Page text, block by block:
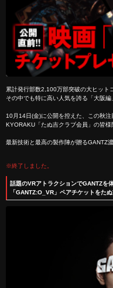
累計発行部数2,100万部突破の大ヒット
その中でも特に高い人気を誇る「大阪編
10月14日(金)に公開を控えた、この秋
KYORAKU「たぬ吉クラブ会員」の皆
最新技術と最高の製作陣が贈るGANTZ
※終了しました。
話題のVRアトラクションでGANTZを
「GANTZ:O_VR」ペアチケットをた